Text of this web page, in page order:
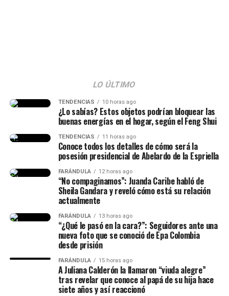
gente no entendió esa parte.
Hice la historia diciendo hace
cuánto conocí al papá de mi
hija, lo conocí hace siete años
(…) Duramos un tiempo
separados y cantidad de cosas
(…) No diré nada hasta que él
quiera hablar del tema”,
señaló.
Finalmente, la chica dejó en evidencia que durante ese
lapso de tiempo no siempre estuvieron juntos, y
tuvieron idas y venidas.
LO ÚLTIMO
TENDENCIAS 10 horas ago
¿Lo sabías? Estos objetos podrían bloquear las
buenas energías en el hogar, según el Feng Shui
TENDENCIAS 11 horas ago
Conoce todos los detalles de cómo será la
posesión presidencial de Abelardo de la Espriella
FARÁNDULA 12 horas ago
“No compaginamos”: Juanda Caribe habló de
Sheila Gandara y reveló cómo está su relación
actualmente
FARÁNDULA 13 horas ago
“¿Qué le pasó en la cara?”: Seguidores ante una
nueva foto que se conoció de Epa Colombia
desde prisión
FARÁNDULA 15 horas ago
A Juliana Calderón la llamaron “viuda alegre”
tras revelar que conoce al papá de su hija hace
siete años y así reaccionó